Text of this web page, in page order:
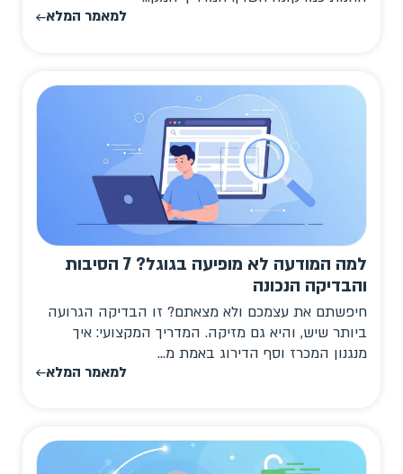
למאמר המלא
למה המודעה לא מופיעה בגוגל? 7 הסיבות
והבדיקה הנכונה
חיפשתם את עצמכם ולא מצאתם? זו הבדיקה הגרועה
ביותר שיש, והיא גם מזיקה. המדריך המקצועי: איך
מנגנון המכרז וסף הדירוג באמת מ...
למאמר המלא